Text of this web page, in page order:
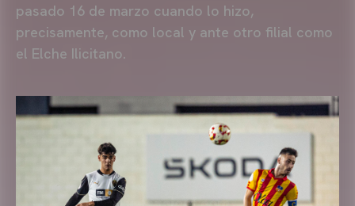
pasado 16 de marzo cuando lo hizo,
precisamente, como local y ante otro filial como
el Elche Ilicitano.